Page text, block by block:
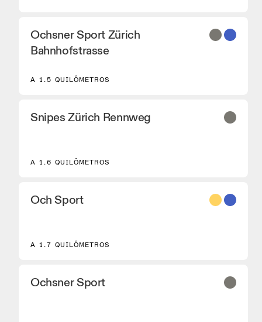
Ochsner Sport Zürich
Bahnhofstrasse
A 1.5 QUILÔMETROS
Snipes Zürich Rennweg
A 1.6 QUILÔMETROS
Och Sport
A 1.7 QUILÔMETROS
Ochsner Sport